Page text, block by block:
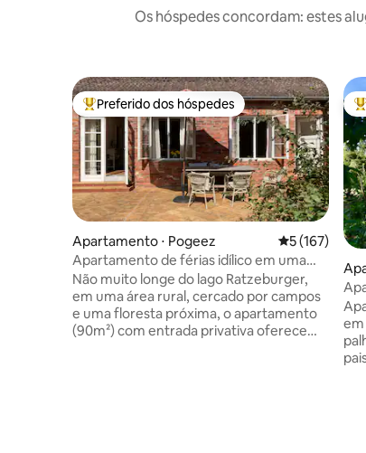
Os hóspedes concordam: estes
Entre os melhores preferidos dos hóspedes
Preferido dos hóspedes
Apartamento ⋅ Pogeez 5 de uma
5 (167)
Apartamento de férias idílico em uma
antiga fazenda
Não muito longe do lago Ratzeburger,
em uma área rural, cercado por campos
e uma floresta próxima, o apartamento
(90m²) com entrada privativa oferece
em
paisagem.